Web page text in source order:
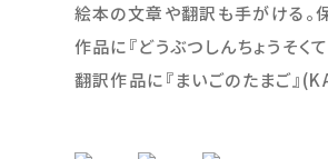
絵本の文章や翻訳も手がける。
作品に『どうぶつしんちょうそく
翻訳作品に『まいごのたまご』